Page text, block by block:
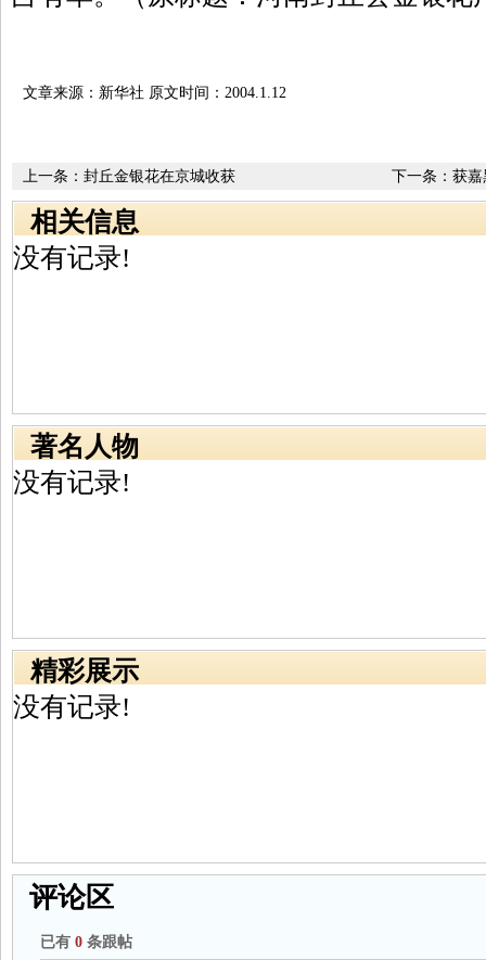
文章来源：新华社 原文时间：2004.1.12
下一条： 获嘉
上一条： 封丘金银花在京城收获
相关信息
没有记录!
著名人物
没有记录!
精彩展示
没有记录!
评论区
已有 0 条跟帖